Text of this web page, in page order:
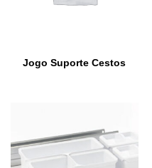
Jogo Suporte Cestos